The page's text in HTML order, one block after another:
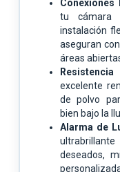
Conexiones
tu cámara
instalación
aseguran
áreas
excelente
de polvo
bien bajo la
Alarma de
deseados,